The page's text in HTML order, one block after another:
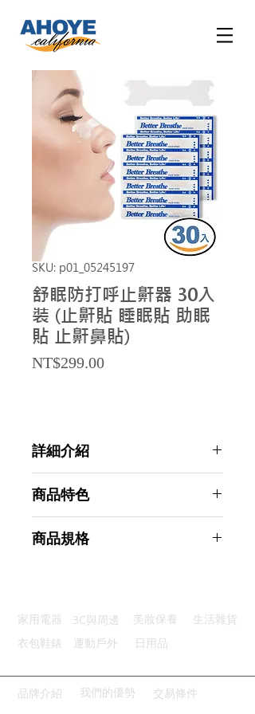
SKU: p01_05245197
舒眠防打呼止鼾器 30入
裝 (止鼾貼 睡眠貼 助眠
貼 止鼾鼻貼)
NT$299.00Price
詳細介紹
商品特色
柔軟服貼：貼合鼻型穩固不移位
商品規格
主要材質：PE
商品尺寸：9*3*0.1cm
產地名稱：中國大陸
代理商：亞桓有限公司
家用電器 3C與周邊 美妝保養
生活雜貨
衣包鞋錶
運動戶外 日用品
品牌介紹 我們的優勢 交易條件